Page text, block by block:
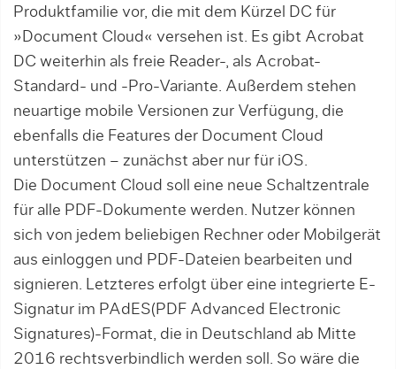
Produktfamilie vor, die mit dem Kürzel DC für
»Document Cloud« versehen ist. Es gibt Acro­bat
DC weiterhin als freie Reader-, als Acrobat-
Standard- und -Pro-Variante. Außerdem ste­hen
neuartige mobile Versionen zur Verfügung, die
eben­falls die Features der Document Cloud
unterstützen – zunächst aber nur für iOS.
Die Document Cloud soll eine neue Schaltzentra­le
für alle PDF-Dokumente werden. Nutzer können
sich von jedem beliebigen Rechner oder Mobilgerät
aus ein­loggen und PDF-Dateien bearbeiten und
sig­nie­ren. Letzteres erfolgt über eine integrier­te E-
Sig­na­tur im PAdES(PDF Advanced Electronic
Signa­tu­res)-For­mat, die in Deutschland ab Mit­te
2016 rechtsverbindlich werden soll. So wäre die